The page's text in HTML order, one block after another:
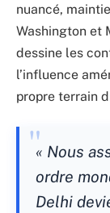
nuancé,
Washington et
dessine les
l’influence
propre terrain
« Nous
ordre
Delhi